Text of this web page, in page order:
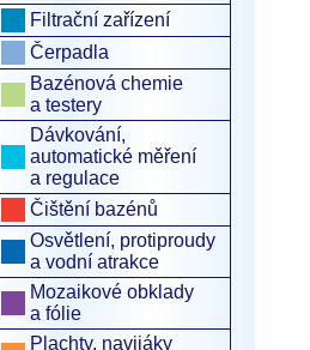
Filtrační zařízení
Čerpadla
Bazénová chemie
a testery
Dávkování,
automatické měření
a regulace
Čištění bazénů
Osvětlení, protiproudy
a vodní atrakce
Mozaikové obklady
a fólie
Plachty, navijáky